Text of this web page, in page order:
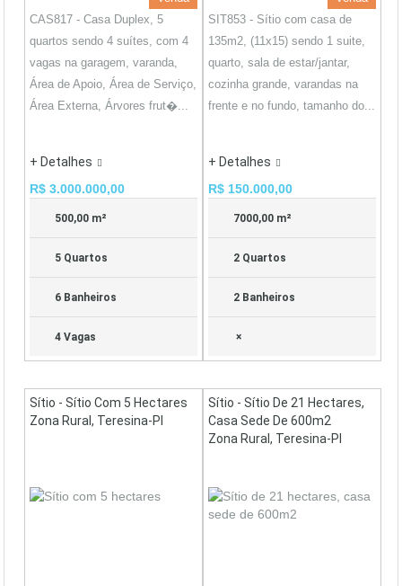
CAS817 - Casa Duplex, 5
quartos sendo 4 suítes, com 4
vagas na garagem, varanda,
Área de Apoio, Área de Serviço,
Área Externa, Árvores frut�...
+ Detalhes
R$ 3.000.000,00
500,00 m²
5 Quartos
6 Banheiros
4 Vagas
SIT853 - Sítio com casa de
135m2, (11x15) sendo 1 suite,
quarto, sala de estar/jantar,
cozinha grande, varandas na
frente e no fundo, tamanho do...
+ Detalhes
R$ 150.000,00
7000,00 m²
2 Quartos
2 Banheiros
×
Sítio - Sítio Com 5 Hectares
Zona Rural, Teresina-PI
Sítio - Sítio De 21 Hectares,
Casa Sede De 600m2
Zona Rural, Teresina-PI